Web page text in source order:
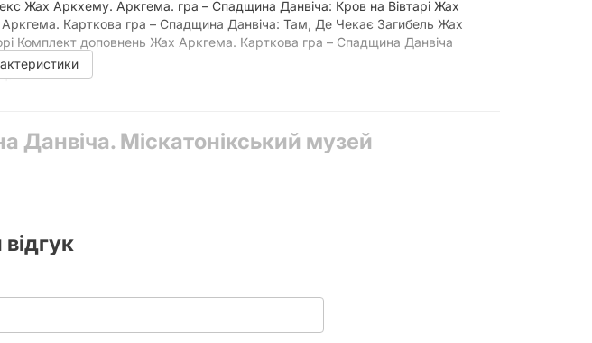
Жах Аркхему. Аркгема. гра – Спадщина Данвіча: Кров на Вівтарі Жах
Карткова гра – Спадщина Данвіча: Там, Де Чекає Загибель Жах
Комплект доповнень Жах Аркгема. Карткова гра – Спадщина Данвіча
Powers Міскатонікський музей